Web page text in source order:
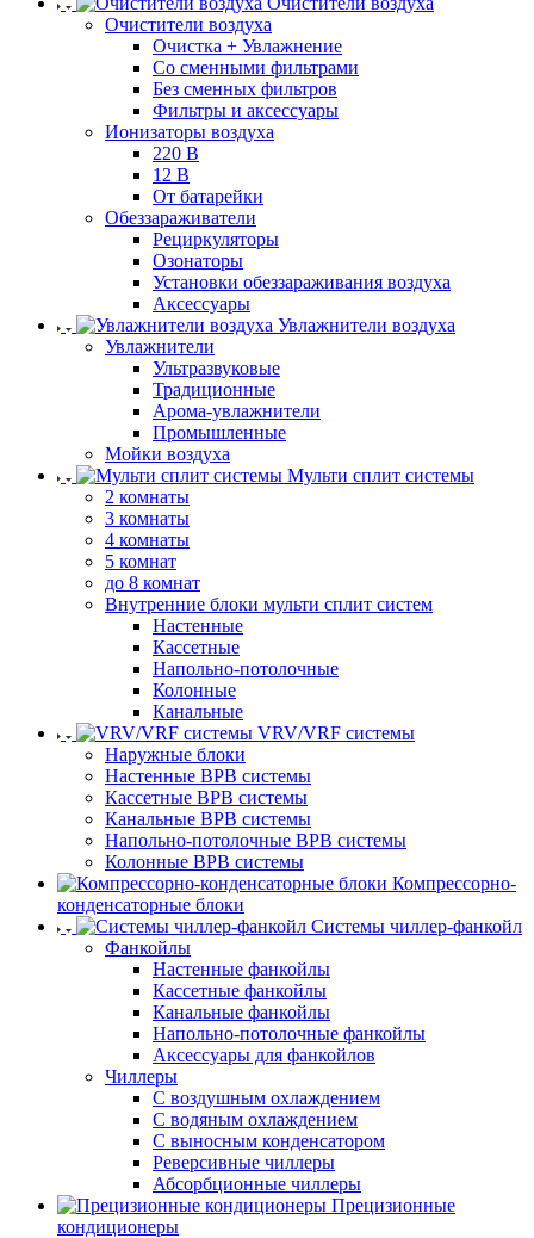
Очистители воздуха
Очистка + Увлажнение
Cо сменными фильтрами
Без сменных фильтров
Фильтры и аксессуары
Ионизаторы воздуха
220 В
12 В
От батарейки
Обеззараживатели
Рециркуляторы
Озонаторы
Установки обеззараживания воздуха
Аксессуары
Увлажнители воздуха
Увлажнители
Ультразвуковые
Традиционные
Арома-увлажнители
Промышленные
Мойки воздуха
Мульти сплит системы
2 комнаты
3 комнаты
4 комнаты
5 комнат
до 8 комнат
Внутренние блоки мульти сплит систем
Настенные
Кассетные
Напольно-потолочные
Колонные
Канальные
VRV/VRF системы
Наружные блоки
Настенные ВРВ системы
Кассетные ВРВ системы
Канальные ВРВ системы
Напольно-потолочные ВРВ системы
Колонные ВРВ системы
Компрессорно-
конденсаторные блоки
Системы чиллер-фанкойл
Фанкойлы
Настенные фанкойлы
Кассетные фанкойлы
Канальные фанкойлы
Напольно-потолочные фанкойлы
Аксессуары для фанкойлов
Чиллеры
С воздушным охлаждением
С водяным охлаждением
С выносным конденсатором
Реверсивные чиллеры
Абсорбционные чиллеры
Прецизионные
кондиционеры